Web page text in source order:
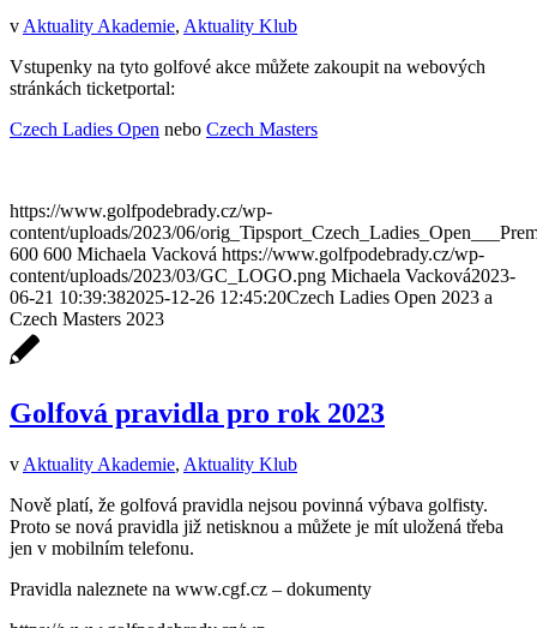
v Aktuality Akademie, Aktuality Klub
Vstupenky na tyto golfové akce můžete zakoupit na webových
stránkách ticketportal:
Czech Ladies Open nebo Czech Masters
https://www.golfpodebrady.cz/wp-
content/uploads/2023/06/
600 600 Michaela Vacková https://www.golfpodebrady.cz/wp-
content/uploads/2023/03/GC_LOGO.png Michaela Vacková2023-
06-21 10:39:382025-12-26 12:45:20Czech Ladies Open 2023 a
Czech Masters 2023
Golfová pravidla pro rok 2023
v Aktuality Akademie, Aktuality Klub
Nově platí, že golfová pravidla nejsou povinná výbava golfisty.
Proto se nová pravidla již netisknou a můžete je mít uložená třeba
jen v mobilním telefonu.
Pravidla naleznete na www.cgf.cz – dokumenty